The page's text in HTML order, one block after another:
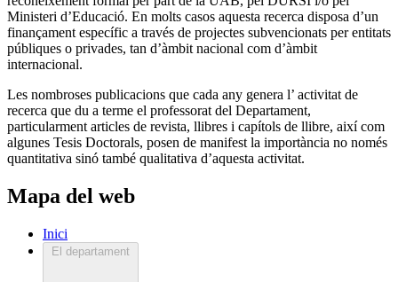
Ministeri d’Educació. En molts casos aquesta recerca disposa d’un
finançament específic a través de projectes subvencionats per entitats
públiques o privades, tan d’àmbit nacional com d’àmbit
internacional.
Les nombroses publicacions que cada any genera l’ activitat de
recerca que du a terme el professorat del Departament,
particularment articles de revista, llibres i capítols de llibre, així com
algunes Tesis Doctorals, posen de manifest la importància no només
quantitativa sinó també qualitativa d’aquesta activitat.
Mapa del web
Inici
El departament